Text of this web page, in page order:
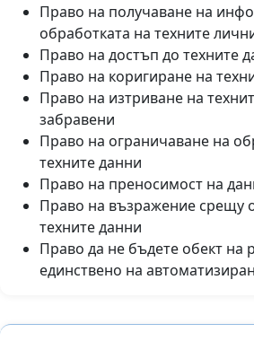
Право на получаване на
обработката на техните
Право на достъп до техните
Право на коригиране на
Право на изтриване на
забравени
Право на ограничаване на
техните данни
Право на преносимост на
Право на възражение срещу
техните данни
Право да не бъдете обект на
единствено на